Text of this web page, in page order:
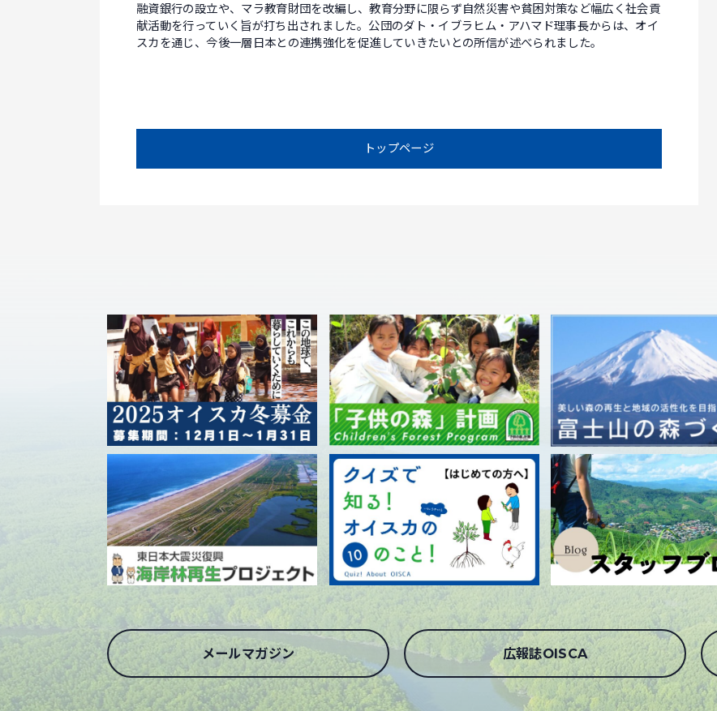
融資銀行の設立や、マラ教育財団を改編し、教育分野に限らず自然災害や貧困対策など幅広く社会貢
献活動を行っていく旨が打ち出されました。公団のダト・イブラヒム・アハマド理事長からは、オイ
スカを通じ、今後一層日本との連携強化を促進していきたいとの所信が述べられました。
トップページ
メールマガジン 広報誌OISCA